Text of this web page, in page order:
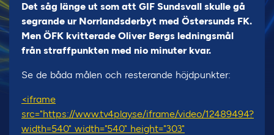
Det såg länge ut som att GIF Sundsvall skulle gå
segrande ur Norrlandsderbyt med Östersunds FK.
Men ÖFK kvitterade Oliver Bergs ledningsmål
från straffpunkten med nio minuter kvar.
Se de båda målen och resterande höjdpunkter:
<iframe
src="https://www.tv4play.se/iframe/video/12489494?
width=540" width="540" height="303"